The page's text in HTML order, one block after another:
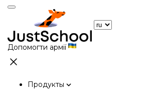
Допомогти армії
Продукты